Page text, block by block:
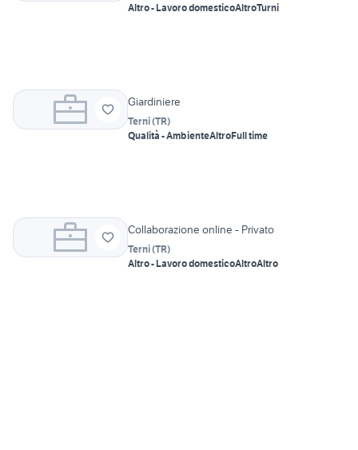
Altro - Lavoro domesticoAltroTurni
Giardiniere
Terni(TR)
Qualità - AmbienteAltroFull time
Collaborazione online - Privato
Terni(TR)
Altro - Lavoro domesticoAltroAltro